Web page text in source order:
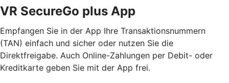
VR SecureGo plus App
Empfangen Sie in der App Ihre Transaktionsnummern
(TAN) einfach und sicher oder nutzen Sie die
Direktfreigabe. Auch Online-Zahlungen per Debit- oder
Kreditkarte geben Sie mit der App frei.